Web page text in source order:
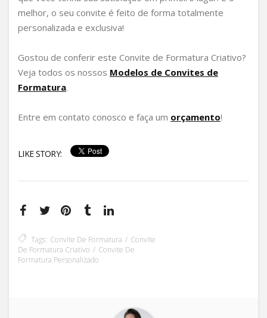
melhor, o seu convite é feito de forma totalmente
personalizada e exclusiva!
Gostou de conferir este Convite de Formatura Criativo?
Veja todos os nossos Modelos de Convites de
Formatura.
Entre em contato conosco e faça um orçamento!
LIKE STORY:
Tags: Convite De Formatura
Convite
De Formatura Criativo
Convite De
Formatura Personalizado